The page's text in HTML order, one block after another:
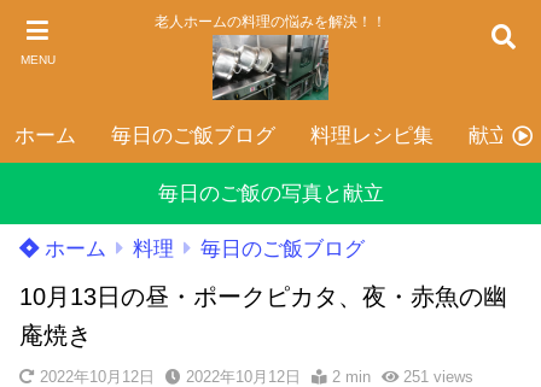
MENU
老人ホームの料理の悩みを解決！！
ホーム 毎日のご飯ブログ 料理レシピ集 献立表
毎日のご飯の写真と献立
ホーム 料理 毎日のご飯ブログ
10月13日の昼・ポークピカタ、夜・赤魚の幽
庵焼き
2022年10月12日 2022年10月12日 2 min 251views